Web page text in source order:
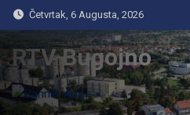
Četvrtak, 6 Augusta, 2026
RTV Bugojno